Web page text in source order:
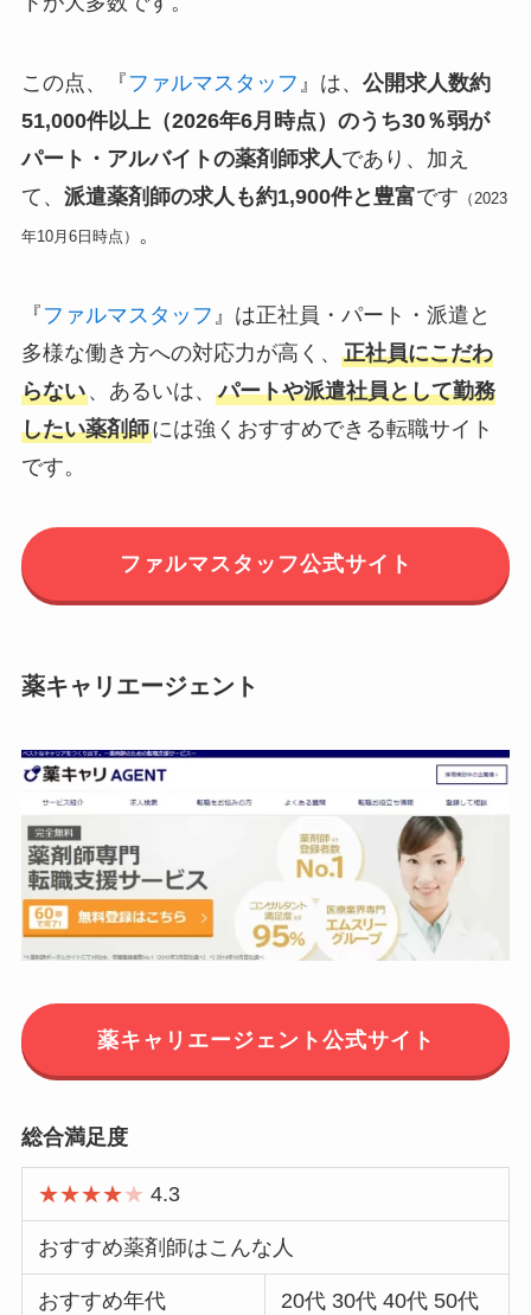
この点、『 ファルマスタッフ 』は、 公開求人数約
51,000件以上（2026年6月時点）のうち30％弱が
パート・アルバイトの薬剤師求人 であり、加え
て、 派遣薬剤師の求人も約1,900件と豊富です （2023
年10月6日時点） 。
『 ファルマスタッフ 』は正社員・パート・派遣と
多様な働き方への対応力が高く、 正社員にこだわ
らない、あるいは、 パートや派遣社員として勤務
したい薬剤師には強くおすすめできる転職サイト
です。
ファルマスタッフ公式サイト
薬キャリエージェント
薬キャリエージェント公式サイト
総合満足度
★★★★★ 4.3
おすすめ薬剤師はこんな人
おすすめ年代 20代 30代 40代 50代